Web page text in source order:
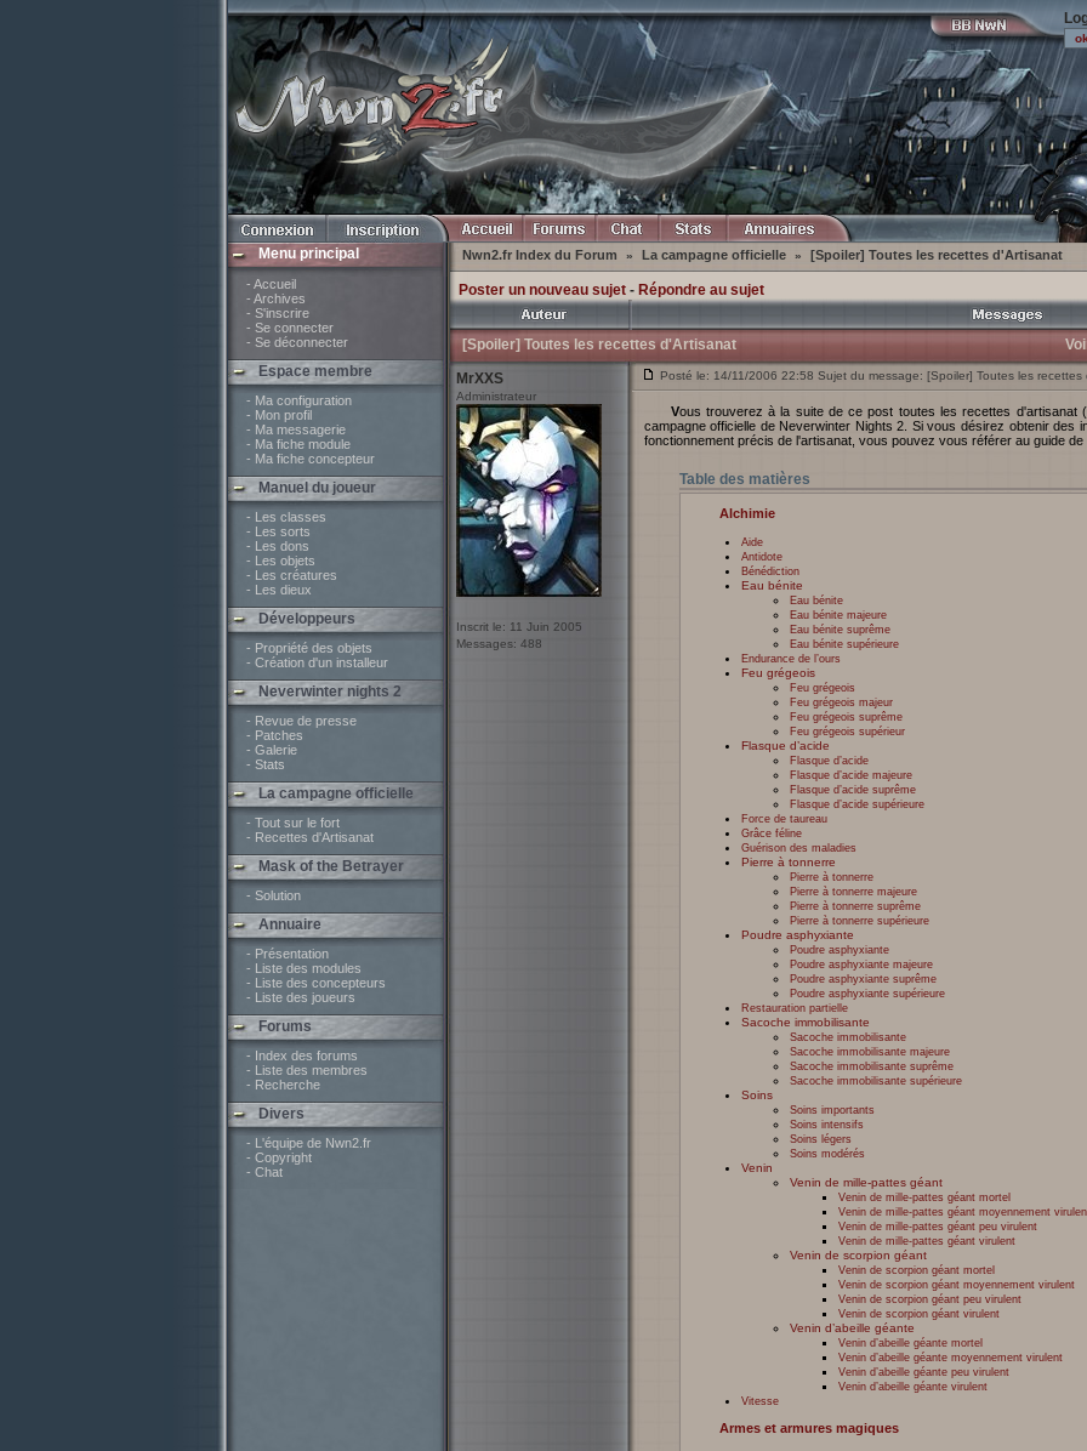
Menu principal
- Accueil
- Archives
- S'inscrire
- Se connecter
- Se déconnecter
Espace membre
- Ma configuration
- Mon profil
- Ma messagerie
- Ma fiche module
- Ma fiche concepteur
Manuel du joueur
- Les classes
- Les sorts
- Les dons
- Les objets
- Les créatures
- Les dieux
Développeurs
- Propriété des objets
- Création d'un installeur
Neverwinter nights 2
- Revue de presse
- Patches
- Galerie
- Stats
La campagne officielle
- Tout sur le fort
- Recettes d'Artisanat
Mask of the Betrayer
- Solution
Annuaire
- Présentation
- Liste des modules
- Liste des concepteurs
- Liste des joueurs
Forums
- Index des forums
- Liste des membres
- Recherche
Divers
- L'équipe de Nwn2.fr
- Copyright
- Chat
Nwn2.fr Index du Forum » La campagne officielle » [Spoiler] Toutes les recettes d'Artisanat
Poster un nouveau sujet- Répondre au sujet
[Spoiler] Toutes les recettes d'Artisanat
MrXXS
Administrateur
Inscrit le: 11 Juin 2005
Messages: 488
Posté le: 14/11/2006 22:58 Sujet du message: [Spoiler] Toutes les recettes
Vous trouverez à la suite de ce post toutes les recettes d'artisanat (et uniquement les recettes) disponibles dans la
campagne officielle de Neverwinter Nights 2. Si vous désirez obtenir des
fonctionnement précis de l'artisanat, vous pouvez vous référer au guide de
Table des matières
Alchimie
Aide
Antidote
Bénédiction
Eau bénite
Eau bénite
Eau bénite majeure
Eau bénite suprême
Eau bénite supérieure
Endurance de l’ours
Feu grégeois
Feu grégeois
Feu grégeois majeur
Feu grégeois suprême
Feu grégeois supérieur
Flasque d’acide
Flasque d’acide
Flasque d’acide majeure
Flasque d’acide suprême
Flasque d’acide supérieure
Force de taureau
Grâce féline
Guérison des maladies
Pierre à tonnerre
Pierre à tonnerre
Pierre à tonnerre majeure
Pierre à tonnerre suprême
Pierre à tonnerre supérieure
Poudre asphyxiante
Poudre asphyxiante
Poudre asphyxiante majeure
Poudre asphyxiante suprême
Poudre asphyxiante supérieure
Restauration partielle
Sacoche immobilisante
Sacoche immobilisante
Sacoche immobilisante majeure
Sacoche immobilisante suprême
Sacoche immobilisante supérieure
Soins
Soins importants
Soins intensifs
Soins légers
Soins modérés
Venin
Venin de mille-pattes géant
Venin de mille-pattes géant mortel
Venin de mille-pattes géant moyennement
Venin de mille-pattes géant peu virulent
Venin de mille-pattes géant virulent
Venin de scorpion géant
Venin de scorpion géant mortel
Venin de scorpion géant moyennement virulent
Venin de scorpion géant peu virulent
Venin de scorpion géant virulent
Venin d’abeille géante
Venin d’abeille géante mortel
Venin d’abeille géante moyennement virulent
Venin d’abeille géante peu virulent
Venin d’abeille géante virulent
Vitesse
Armes et armures magiques